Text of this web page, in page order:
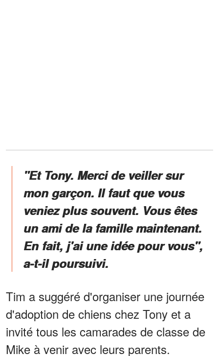
"Et Tony. Merci de veiller sur
mon garçon. Il faut que vous
veniez plus souvent. Vous êtes
un ami de la famille maintenant.
En fait, j'ai une idée pour vous",
a-t-il poursuivi.
Tim a suggéré d'organiser une journée
d'adoption de chiens chez Tony et a
invité tous les camarades de classe de
Mike à venir avec leurs parents.